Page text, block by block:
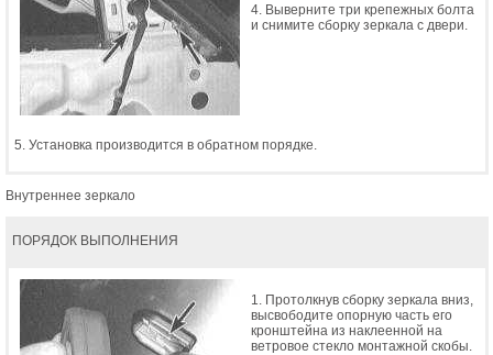
4. Выверните три крепежных болта
и снимите сборку зеркала с двери.
5. Установка производится в обратном порядке.
Внутреннее зеркало
ПОРЯДОК ВЫПОЛНЕНИЯ
1. Протолкнув сборку зеркала вниз,
высвободите опорную часть его
кронштейна из наклеенной на
ветровое стекло монтажной скобы.